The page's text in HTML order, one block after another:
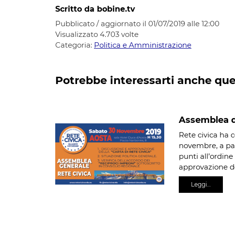
Scritto da bobine.tv
Pubblicato / aggiornato il 01/07/2019 alle 12:00
Visualizzato 4.703 volte
Categoria: Politica e Amministrazione
Potrebbe interessarti anche
Assemblea
Rete civica ha
novembre, a
punti
approvazione
Leggi…